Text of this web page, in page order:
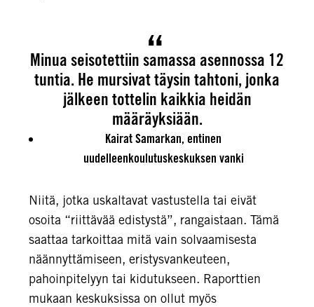
Minua seisotettiin samassa asennossa 12
tuntia. He mursivat täysin tahtoni, jonka
jälkeen tottelin kaikkia heidän
määräyksiään.
Kairat Samarkan, entinen
uudelleenkoulutuskeskuksen vanki
Niitä, jotka uskaltavat vastustella tai eivät
osoita “riittävää edistystä”, rangaistaan. Tämä
saattaa tarkoittaa mitä vain solvaamisesta
näännyttämiseen, eristysvankeuteen,
pahoinpitelyyn tai kidutukseen. Raporttien
mukaan keskuksissa on ollut myös